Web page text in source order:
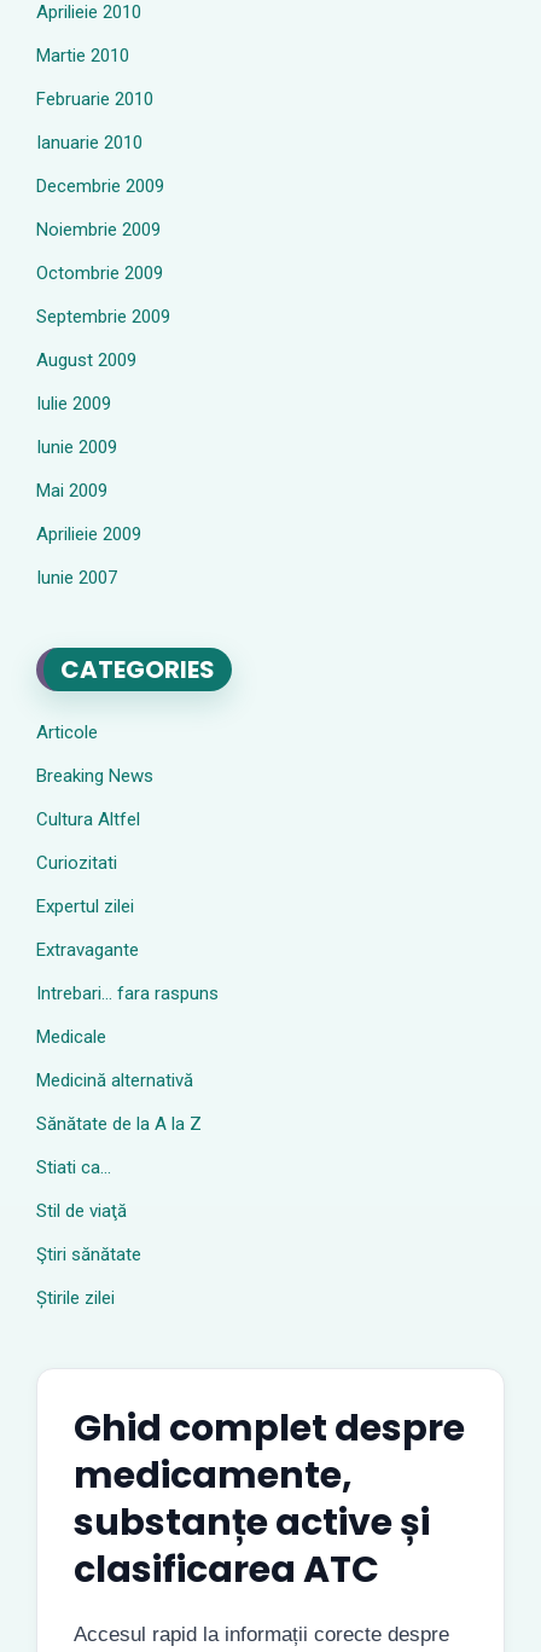
Aprilieie 2010
Martie 2010
Februarie 2010
Ianuarie 2010
Decembrie 2009
Noiembrie 2009
Octombrie 2009
Septembrie 2009
August 2009
Iulie 2009
Iunie 2009
Mai 2009
Aprilieie 2009
Iunie 2007
CATEGORIES
Articole
Breaking News
Cultura Altfel
Curiozitati
Expertul zilei
Extravagante
Intrebari… fara raspuns
Medicale
Medicină alternativă
Sănătate de la A la Z
Stiati ca…
Stil de viaţă
Ştiri sănătate
Știrile zilei
Ghid complet despre
medicamente,
substanțe active și
clasificarea ATC
Accesul rapid la informații corecte despre